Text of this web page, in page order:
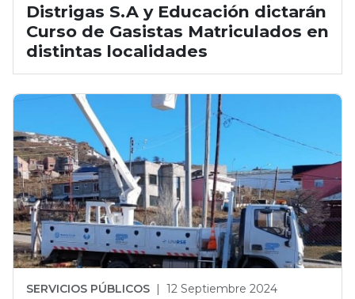
Distrigas S.A y Educación dictarán
Curso de Gasistas Matriculados en
distintas localidades
SERVICIOS PÚBLICOS | 12 Septiembre 2024